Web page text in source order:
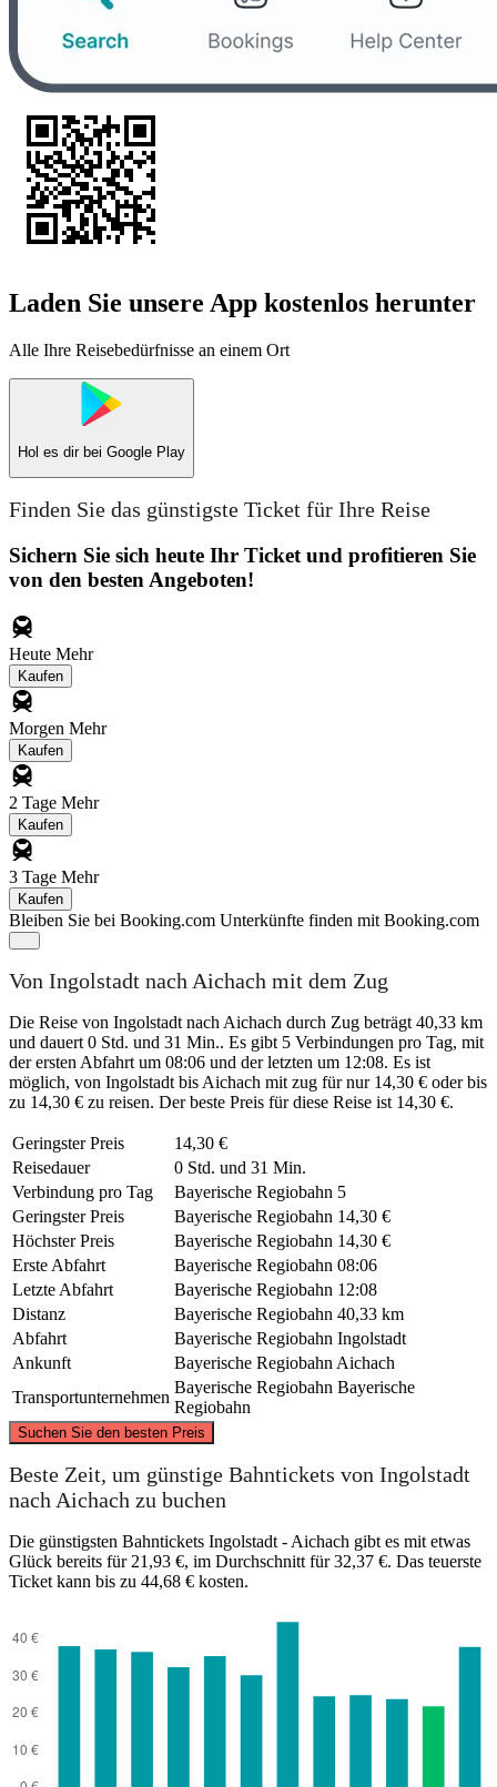
Laden Sie unsere App kostenlos herunter
Alle Ihre Reisebedürfnisse an einem Ort
Hol es dir bei Google Play
Finden Sie das günstigste Ticket für Ihre Reise
Sichern Sie sich heute Ihr Ticket und profitieren Sie
von den besten Angeboten!
Heute Mehr
Kaufen
Morgen Mehr
Kaufen
2 Tage Mehr
Kaufen
3 Tage Mehr
Kaufen
Bleiben Sie bei Booking.com Unterkünfte finden mit Booking.com
Von Ingolstadt nach Aichach mit dem Zug
Die Reise von Ingolstadt nach Aichach durch Zug beträgt 40,33 km
und dauert 0 Std. und 31 Min.. Es gibt 5 Verbindungen pro Tag, mit
der ersten Abfahrt um 08:06 und der letzten um 12:08. Es ist
möglich, von Ingolstadt bis Aichach mit zug für nur 14,30 € oder bis
zu 14,30 € zu reisen. Der beste Preis für diese Reise ist 14,30 €.
Geringster Preis
14,30 €
Reisedauer
0 Std. und 31 Min.
Verbindung pro Tag
Bayerische Regiobahn 5
Geringster Preis
Bayerische Regiobahn 14,30 €
Höchster Preis
Bayerische Regiobahn 14,30 €
Erste Abfahrt
Bayerische Regiobahn 08:06
Letzte Abfahrt
Bayerische Regiobahn 12:08
Distanz
Bayerische Regiobahn 40,33 km
Abfahrt
Bayerische Regiobahn Ingolstadt
Ankunft
Bayerische Regiobahn Aichach
Transportunternehmen
Bayerische Regiobahn Bayerische
Regiobahn
Suchen Sie den besten Preis
Beste Zeit, um günstige Bahntickets von Ingolstadt
nach Aichach zu buchen
Die günstigsten Bahntickets Ingolstadt - Aichach gibt es mit etwas
Glück bereits für 21,93 €, im Durchschnitt für 32,37 €. Das teuerste
Ticket kann bis zu 44,68 € kosten.